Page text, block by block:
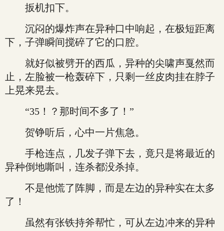
扳机扣下。
沉闷的爆炸声在异种口中响起，在极短距离
下，子弹瞬间搅碎了它的口腔。
就好似被劈开的西瓜，异种的尖啸声戛然而
止，左脸被一枪轰碎下，只剩一丝皮肉挂在脖子
上晃来晃去。
“35！？那时间不多了！”
贺铮听后，心中一片焦急。
手枪连点，几发子弹下去，竟只是将最近的
异种倒地嘶叫，连杀都没杀掉。
不是他慌了阵脚，而是左边的异种实在太多
了！
虽然有张铁持斧帮忙，可从左边冲来的异种